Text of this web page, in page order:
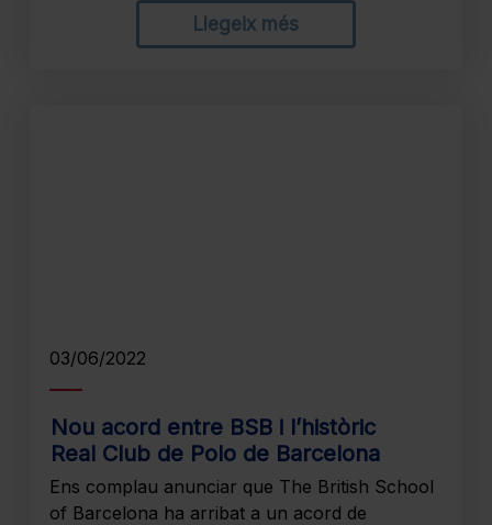
Llegeix més
03/06/2022
Nou acord entre BSB i l’històric
Real Club de Polo de Barcelona
Ens complau anunciar que The British School
of Barcelona ha arribat a un acord de